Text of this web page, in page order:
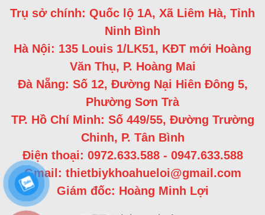
Trụ sở chính: Quốc lộ 1A, Xã Liêm Hà, Tỉnh
Ninh Bình
Hà Nội: 135 Louis 1/LK51, KĐT mới Hoàng
Văn Thụ, P. Hoàng Mai
Đà Nẵng: Số 12, Đường Nại Hiên Đông 5,
Phường Sơn Trà
TP. Hồ Chí Minh: Số 449/55, Đường Trường
Chinh, P. Tân Bình
Điện thoại: 0972.633.588 - 0947.633.588
Gmail: thietbiykhoahueloi@gmail.com
Giám đốc: Hoàng Minh Lợi